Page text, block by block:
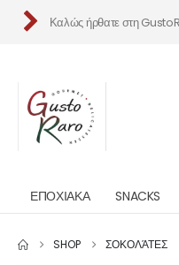
Καλώς ήρθατε στη
ΕΠΟΧΙΑΚΑ SNACKS
SHOP ΣΟΚΟΛΆΤΕΣ